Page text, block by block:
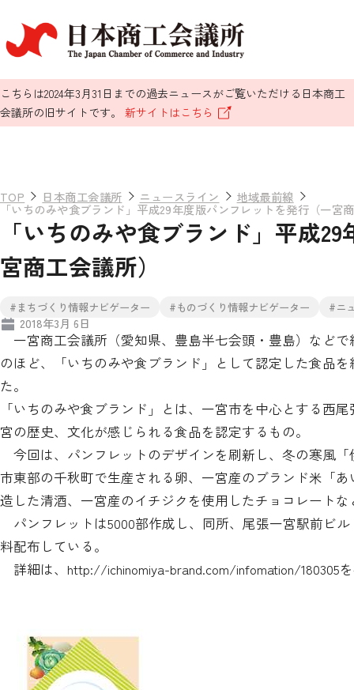
こちらは2024年3月31日までの過去ニュースがご覧いただける日本商工
会議所の旧サイトです。 新サイトはこちら
TOP 日本商工会議所 ニュースライン 地域最前線
「いちのみや食ブランド」平成29年度版パンフレットを発行（一宮
「いちのみや食ブランド」平成
宮商工会議所）
#まちづくり情報ナビゲーター #ものづくり情報ナビゲーター #ニ
2018年3月 6日
一宮商工会議所（愛知県、豊島半七会頭・豊島）など
のほど、「いちのみや食ブランド」として認定した食品
た。
「いちのみや食ブランド」とは、一宮市を中心とする西
宮の歴史、文化が感じられる食品を認定するもの。
今回は、パンフレットのデザインを刷新し、冬の寒風
市東部の千秋町で生産される卵、一宮産のブランド米「
造した清酒、一宮産のイチジクを使用したチョコレートな
パンフレットは5000部作成し、同所、尾張一宮駅前ビ
料配布している。
詳細は、 http://ichinomiya-brand.com/infomation/180305